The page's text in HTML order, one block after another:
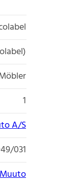
1
A/S
031
Muuto